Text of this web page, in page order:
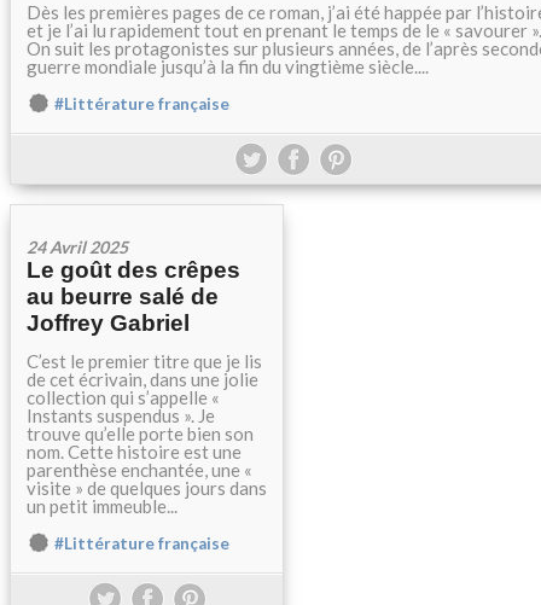
Dès les premières pages de ce roman, j’ai été happée par
et je l’ai lu rapidement tout en prenant le temps de le « savourer ».
On suit les protagonistes sur plusieurs années, de l’après
guerre mondiale jusqu’à la fin du vingtième siècle....
#Littérature française
24 Avril 2025
Le goût des crêpes
au beurre salé de
Joffrey Gabriel
C’est le premier titre que je lis
de cet écrivain, dans une jolie
collection qui s’appelle «
Instants suspendus ». Je
trouve qu’elle porte bien son
nom. Cette histoire est une
parenthèse enchantée, une «
visite » de quelques jours dans
un petit immeuble...
#Littérature française